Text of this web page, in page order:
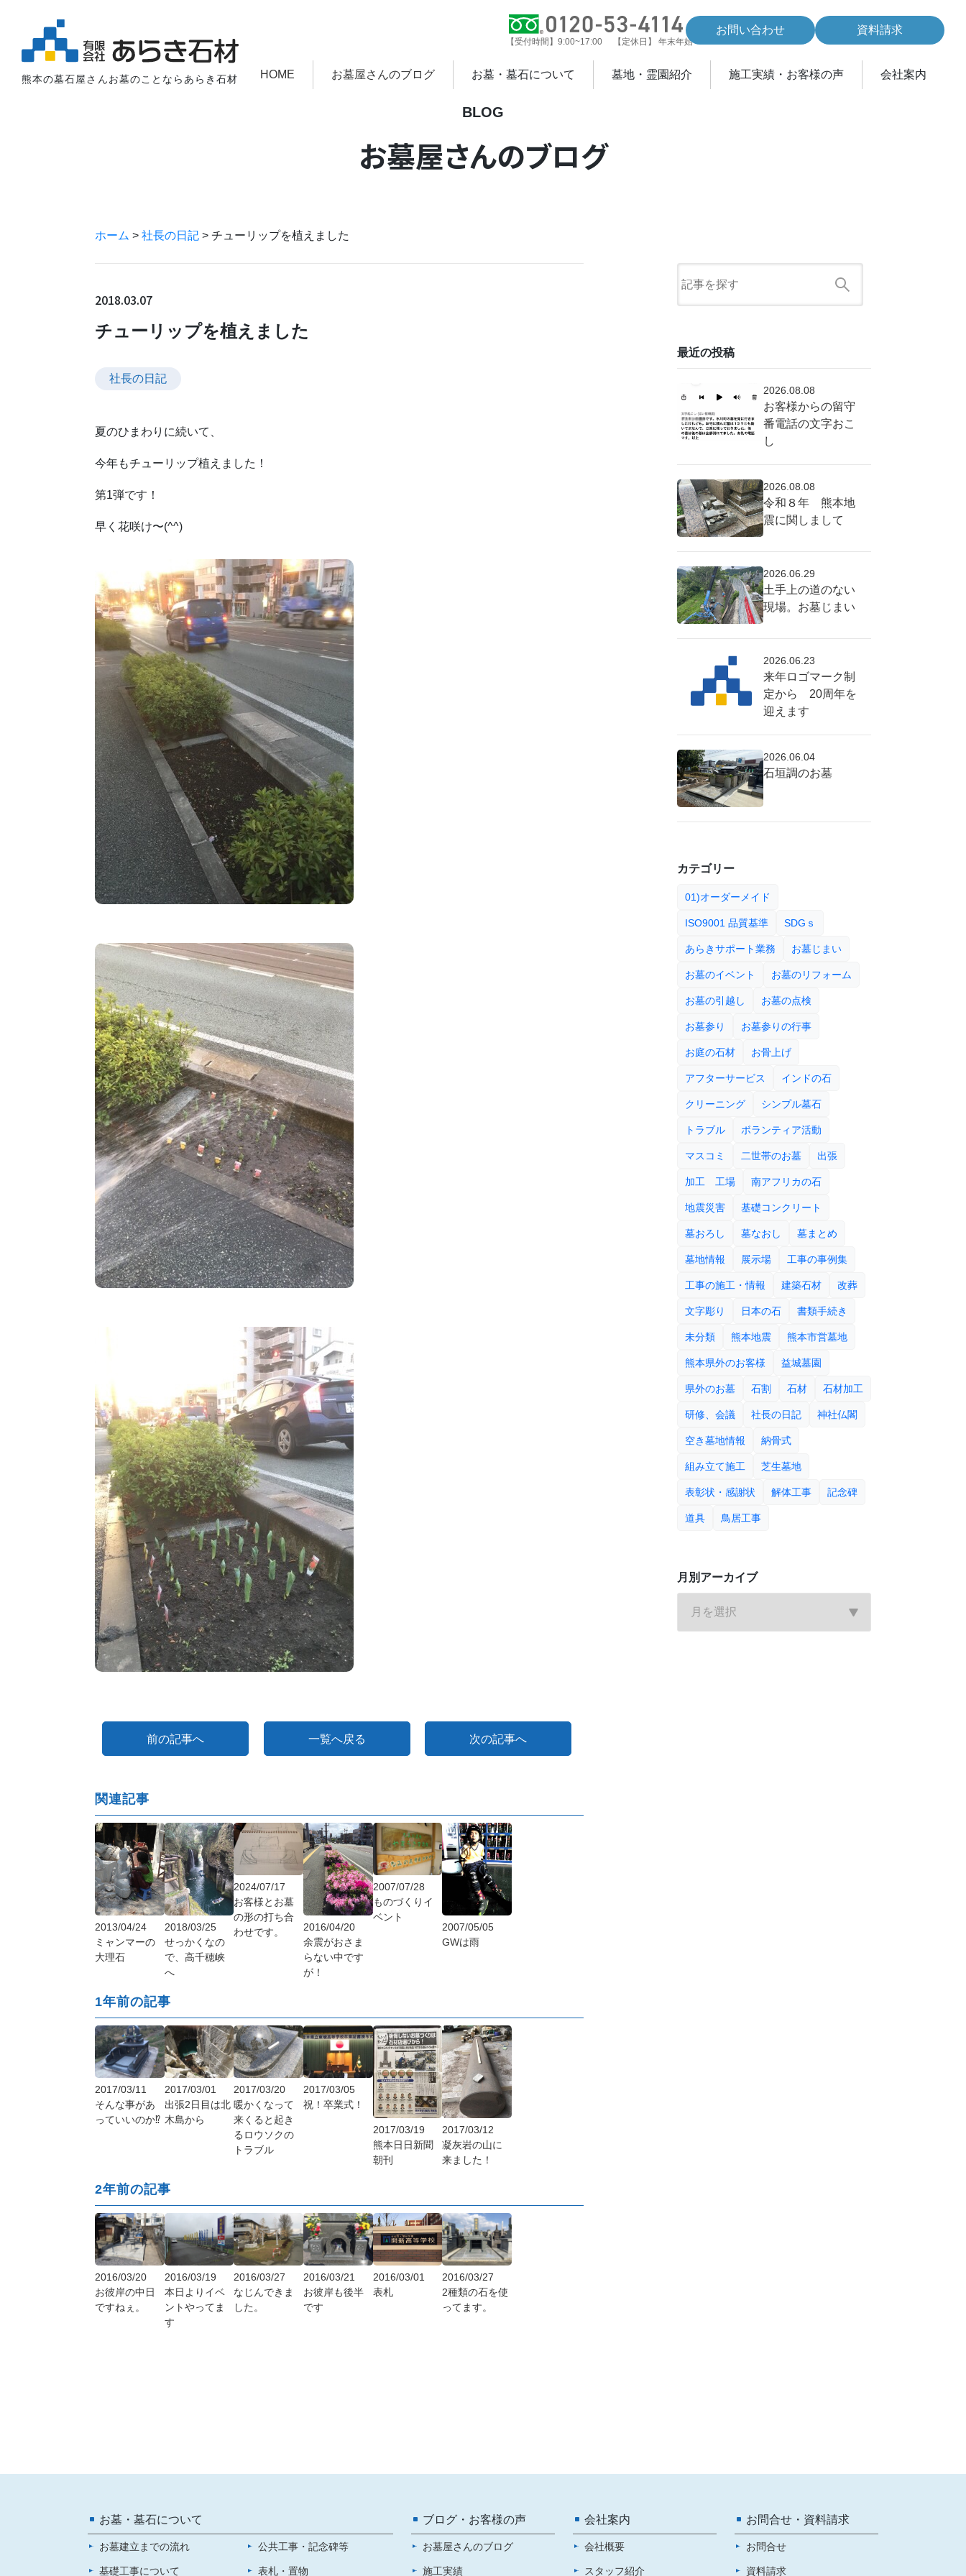
熊本の墓石屋さんお墓のことならあらき石材
【受付時間】9:00~17:00 【定休日】 年末年始
お問い合わせ 資料請求
HOME お墓屋さんのブログ お墓・墓石について 墓地・霊園紹介 施工実績・お客様の声 会社案内
BLOG
お墓屋さんのブログ
ホーム > 社長の日記 > チューリップを植えました
2018.03.07
チューリップを植えました
社長の日記
夏のひまわりに続いて、
今年もチューリップ植えました！
第1弾です！
早く花咲け〜(^^)
前の記事へ 一覧へ戻る 次の記事へ
関連記事
2013/04/24
ミャンマーの
大理石
2018/03/25
せっかくなの
で、高千穂峡
へ
2024/07/17
お客様とお墓
の形の打ち合
わせです。
2016/04/20
余震がおさま
らない中です
が！
2007/07/28
ものづくりイ
ベント
2007/05/05
GWは雨
1年前の記事
2017/03/11
そんな事があ
っていいのか⁉︎
2017/03/01
出張2日目は北
木島から
2017/03/20
暖かくなって
来くると起き
るロウソクの
トラブル
2017/03/05
祝！卒業式！
2017/03/19
熊本日日新聞
朝刊
2017/03/12
凝灰岩の山に
来ました！
2年前の記事
2016/03/20
お彼岸の中日
ですねぇ。
2016/03/19
本日よりイベ
ントやってま
す
2016/03/27
なじんできま
した。
2016/03/21
お彼岸も後半
です
2016/03/01
表札
2016/03/27
2種類の石を使
ってます。
最近の投稿
2026.08.08
お客様からの留守
番電話の文字おこ
し
2026.08.08
令和８年 熊本地
震に関しまして
2026.06.29
土手上の道のない
現場。お墓じまい
2026.06.23
来年ロゴマーク制
定から 20周年を
迎えます
2026.06.04
石垣調のお墓
カテゴリー
01)オーダーメイド
ISO9001 品質基準 SDGｓ
あらきサポート業務 お墓じまい
お墓のイベント お墓のリフォーム
お墓の引越し お墓の点検
お墓参り お墓参りの行事
お庭の石材 お骨上げ
アフターサービス インドの石
クリーニング シンプル墓石
トラブル ボランティア活動
マスコミ 二世帯のお墓 出張
加工 工場 南アフリカの石
地震災害 基礎コンクリート
墓おろし 墓なおし 墓まとめ
墓地情報 展示場 工事の事例集
工事の施工・情報 建築石材 改葬
文字彫り 日本の石 書類手続き
未分類 熊本地震 熊本市営墓地
熊本県外のお客様 益城墓園
県外のお墓 石割 石材 石材加工
研修、会議 社長の日記 神社仏閣
空き墓地情報 納骨式
組み立て施工 芝生墓地
表彰状・感謝状 解体工事 記念碑
道具 鳥居工事
月別アーカイブ
お墓・墓石について
お墓建立までの流れ
基礎工事について
公共工事・記念碑等
表札・置物
ブログ・お客様の声
お墓屋さんのブログ
施工実績
会社案内
会社概要
スタッフ紹介
お問合せ・資料請求
お問合せ
資料請求